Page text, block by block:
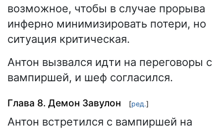
возможное, чтобы в случае прорыва
инферно минимизировать потери, но
ситуация критическая.
Антон вызвался идти на переговоры с
вампиршей, и шеф согласился.
Глава 8. Демон Завулон [ред.]
Антон встретился с вампиршей на